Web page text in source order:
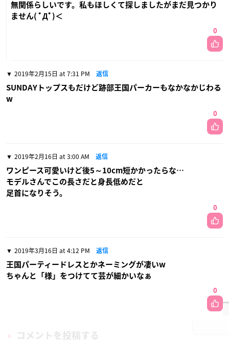
無関係らしいです。私もほしくて探しましたがまだ見つかり
ません( ﾟДﾟ)＜
0
2019年2月15日 at 7:31 PM 返信
SUNDAYトップスもだけど跡部王国パーカーもなかなかじわる
w
0
2019年2月16日 at 3:00 AM 返信
ワンピース可愛いけど後5～10cm短かかったらな…
モデルさんでこの長さだと身長低めだと
足首になりそう。
0
2019年3月16日 at 4:12 PM 返信
王国パーティードレスとかネーミングが凄いw
ちゃんと「様」をつけてて芸が細かいなぁ
0
コメントを投稿する